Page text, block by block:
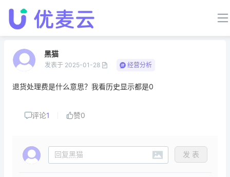
黑猫
发表于 2025-01-28 经营分析
退货处理费是什么意思？我看历史显示都是0
评论1 赞0
发 表